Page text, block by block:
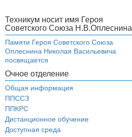
Техникум носит имя Героя
Советского Союза Н.В.Оплеснина
Памяти Героя Советского Союза
Оплеснина Николая Васильевича
посвящается
Очное отделение
Общая информация
ППССЗ
ППКРС
Дистанционное обучение
Доступная среда